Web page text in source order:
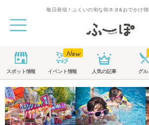
毎日発信！ふくいの旬な街ネタ&おでかけ
スポット情報 イベント情報 人気の記事 グル